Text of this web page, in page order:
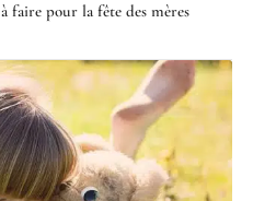
faire pour la fête des mères